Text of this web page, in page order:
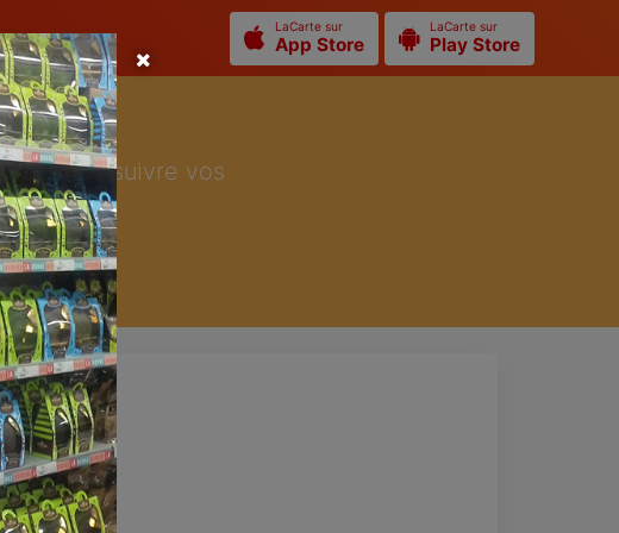
LaCarte sur
App Store
LaCarte sur
Play Store
pour suivre vos